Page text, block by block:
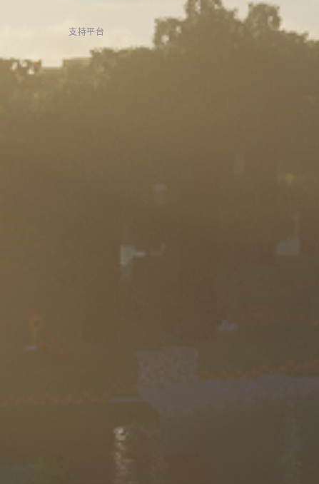
支持平台